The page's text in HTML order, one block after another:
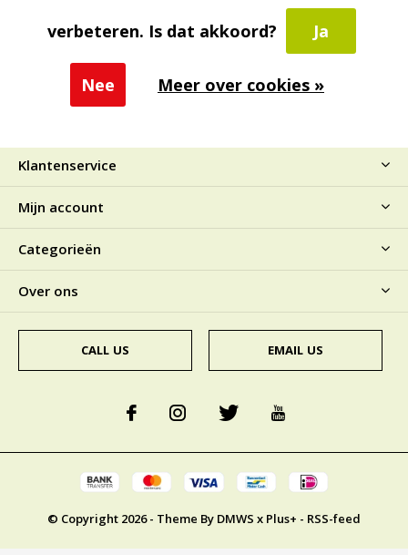
Seen 0 of the 0 products
Klantenservice
Mijn account
Categorieën
Over ons
CALL US EMAIL US
© Copyright 2026- Theme By DMWS x Plus+ - RSS-feed
verbeteren. Is dat akkoord?
Ja
Nee Meer over cookies »